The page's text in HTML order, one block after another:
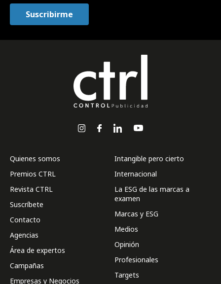
Quienes somos
Premios CTRL
Revista CTRL
Suscríbete
Contacto
Agencias
Área de expertos
Campañas
Empresas y Negocios
Intangible pero cierto
Internacional
La ESG de las marcas a
examen
Marcas y ESG
Medios
Opinión
Profesionales
Targets